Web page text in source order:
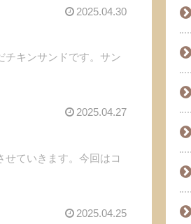
2025.04.30
チキンサンドです。サン
2025.04.27
ていきます。今回はコ
2025.04.25